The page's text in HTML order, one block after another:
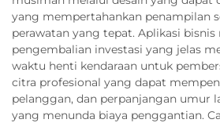
yang mempertahankan penampilan
perawatan yang tepat. Aplikasi
pengembalian investasi yang jelas
waktu henti kendaraan untuk
citra profesional yang dapat
pelanggan, dan perpanjangan umur
yang menunda biaya penggantian.